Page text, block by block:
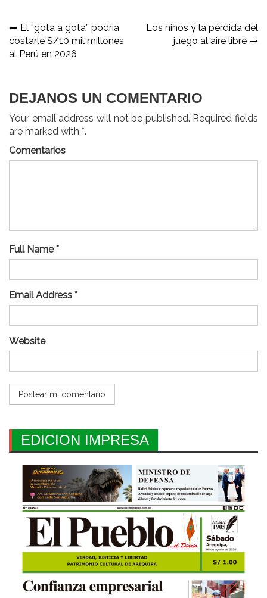
Navegación
de
El “gota a gota” podría
costarle S/10 mil millones
al Perú en 2026
Los niños y la pérdida del
juego al aire libre
DEJANOS UN COMENTARIO
Your email address will not be published. Required fields
are marked with *.
Comentarios
Full Name *
Email Address *
Website
EDICION IMPRESA